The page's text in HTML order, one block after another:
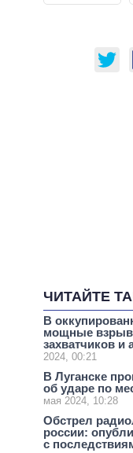
ЧИТАЙТЕ
В
мощные
захватчиков
2024, 00:21
В Луганске
об ударе по
мая 2024, 10:28
Обстрел
россии:
с